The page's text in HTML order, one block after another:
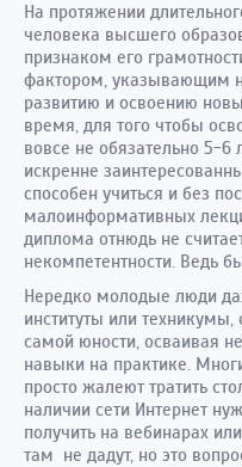
На протяжении
человека высшего
признаком его
фактором, указывающим
развитию и освоению
время, для того чтобы
вовсе не обязательно 5-6
искренне
способен учиться и без
малоинформативных
диплома отнюдь не
некомпетентности. Ведь
Нередко молодые люди
институты или техникумы,
самой юности, осваивая
навыки на практике.
просто жалеют тратить
наличии сети Интернет
получить на вебинарах
там не дадут, но это